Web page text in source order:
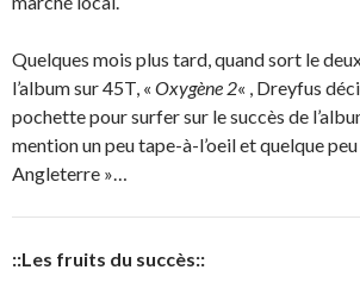
Quelques mois plus tard, quand sort le
l’album sur 45T, « Oxygène 2« , Dreyfus
pochette pour surfer sur le succès de
mention un peu tape-à-l’oeil et quelque peu
Angleterre »…
::Les fruits du succès::